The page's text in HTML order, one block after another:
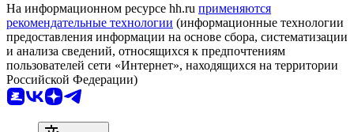
На информационном ресурсе hh.ru применяются
рекомендательные технологии (информационные технологии
предоставления информации на основе сбора, систематизации
и анализа сведений, относящихся к предпочтениям
пользователей сети «Интернет», находящихся на территории
Российской Федерации)